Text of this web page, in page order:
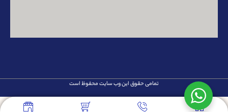
تمامی حقوق این وب سایت محفوظ است